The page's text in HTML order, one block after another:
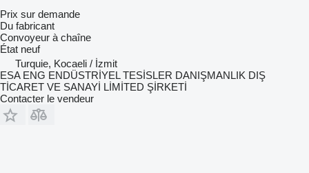
Prix sur demande
Du fabricant
Convoyeur à chaîne
État neuf
Turquie, Kocaeli / İzmit
ESA ENG ENDÜSTRİYEL TESİSLER DANIŞMANLIK DIŞ
TİCARET VE SANAYİ LİMİTED ŞİRKETİ
Contacter le vendeur